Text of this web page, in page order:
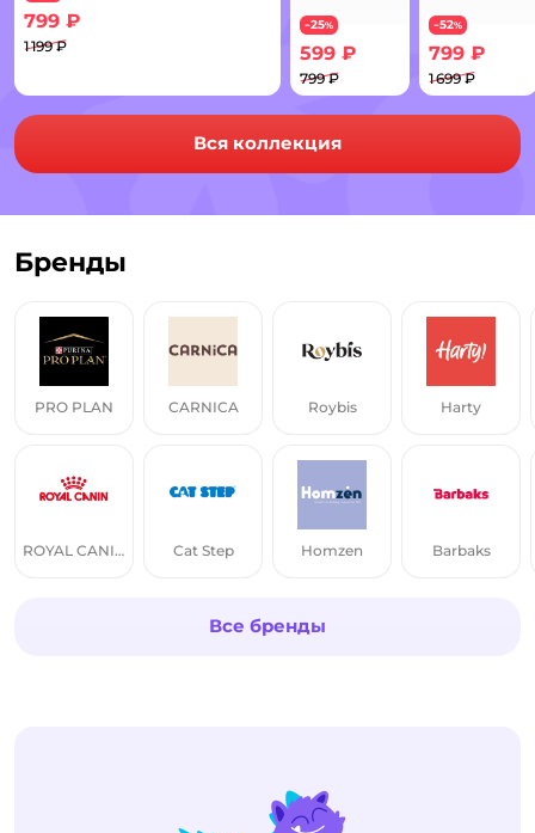
799 ₽
1 199 ₽
Комбинезон-дождевик для собак и кошек Зоозавр
−25%
599 ₽
799 ₽
Комбинезон для собак и
−52%
799 ₽
1 699 ₽
Комбинезон-
Вся коллекция
Бренды
PRO PLAN
ROYAL CANIN
CARNICA
Cat Step
Roybis
Homzen
Harty
Barbaks
Все бренды